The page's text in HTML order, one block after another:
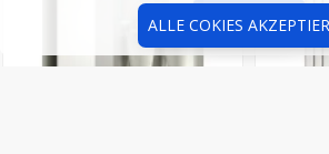
ALLE COKIESFİLTER